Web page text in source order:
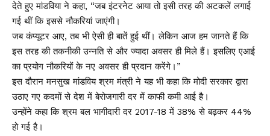
देते हुए मांडविया ने कहा, “जब इंटरनेट आया तो इसी तरह की अटकलें लगाई
गई थीं कि इससे नौकरियां जाएंगी।
जब कंप्यूटर आए, तब भी ऐसी ही बातें हुई थीं। लेकिन आज हम जानते हैं कि
इस तरह की तकनीकी उन्नति से और ज्यादा अवसर ही मिले हैं। इसलिए एआई
का प्रयोग नौकरियों के नए अवसर ही प्रदान करेंगे।”
इस दौरान मनसुख मांडविय श्रम मंत्री ने यह भी कहा कि मोदी सरकार द्वारा
उठाए गए कदमों से देश में बेरोजगारी दर में काफी कमी आई है।
उन्होंने कहा कि श्रम बल भागीदारी दर 2017-18 में 38% से बढ़कर 44%
हो गई है।